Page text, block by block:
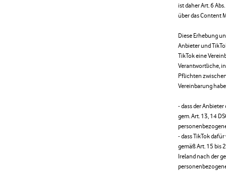
ist daher Art. 6
über das Content
Diese Erhebung
Anbieter und
TikTok eine
Verantwortliche,
Pflichten
Vereinbarung
- dass der
gem. Art. 13, 14
- dass TikTok
gemäß Art. 15 bis
Ireland nach der